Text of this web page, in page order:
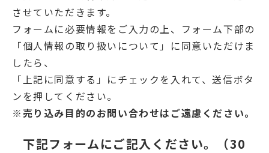
させていただきます。
フォームに必要情報をご入力の上、フォーム下部の
「個人情報の取り扱いについて」に同意いただけま
したら、
「上記に同意する」にチェックを入れて、送信ボタ
ンを押してください。
※売り込み目的のお問い合わせはご遠慮ください。
下記フォームにご記入ください。（30